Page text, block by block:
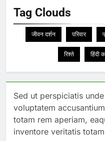
Tag Clouds
जीवन दर्शन परिवार
रिश्ते हिंदी
Sed ut perspiciatis
voluptatem
totam rem aperiam,
inventore veritatis